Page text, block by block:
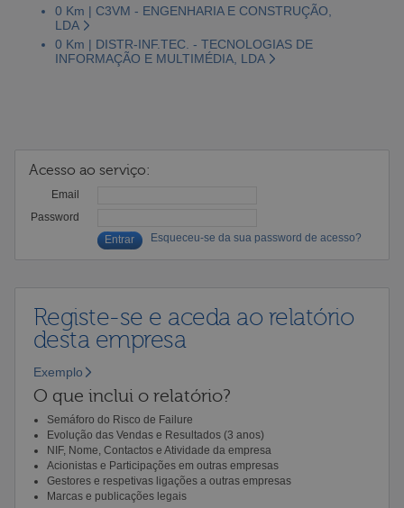
0 Km | C3VM - ENGENHARIA E CONSTRUÇÃO,
LDA
0 Km | DISTR-INF.TEC. - TECNOLOGIAS DE
INFORMAÇÃO E MULTIMÉDIA, LDA
Acesso ao serviço:
Email
Password
Esqueceu-se da sua password de acesso?
Registe-se e aceda ao relatório
desta empresa
Exemplo
O que inclui o relatório?
Semáforo do Risco de Failure
Evolução das Vendas e Resultados (3 anos)
NIF, Nome, Contactos e Atividade da empresa
Acionistas e Participações em outras empresas
Gestores e respetivas ligações a outras empresas
Marcas e publicações legais